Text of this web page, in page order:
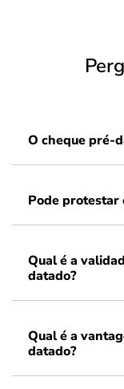
O cheque pré-
Pode protestar
Qual é a
datado?
Qual é a
datado?